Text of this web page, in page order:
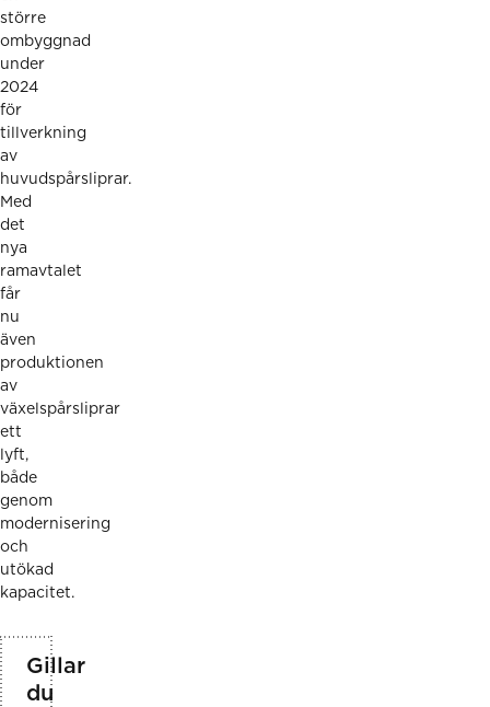
större
ombyggnad
under
2024
för
tillverkning
av
huvudspårsliprar.
Med
det
nya
ramavtalet
får
nu
även
produktionen
av
växelspårsliprar
ett
lyft,
både
genom
modernisering
och
utökad
kapacitet.
Gillar
du